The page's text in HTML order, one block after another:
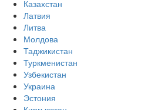
Казахстан
Латвия
Литва
Молдова
Таджикистан
Туркменистан
Узбекистан
Украина
Эстония